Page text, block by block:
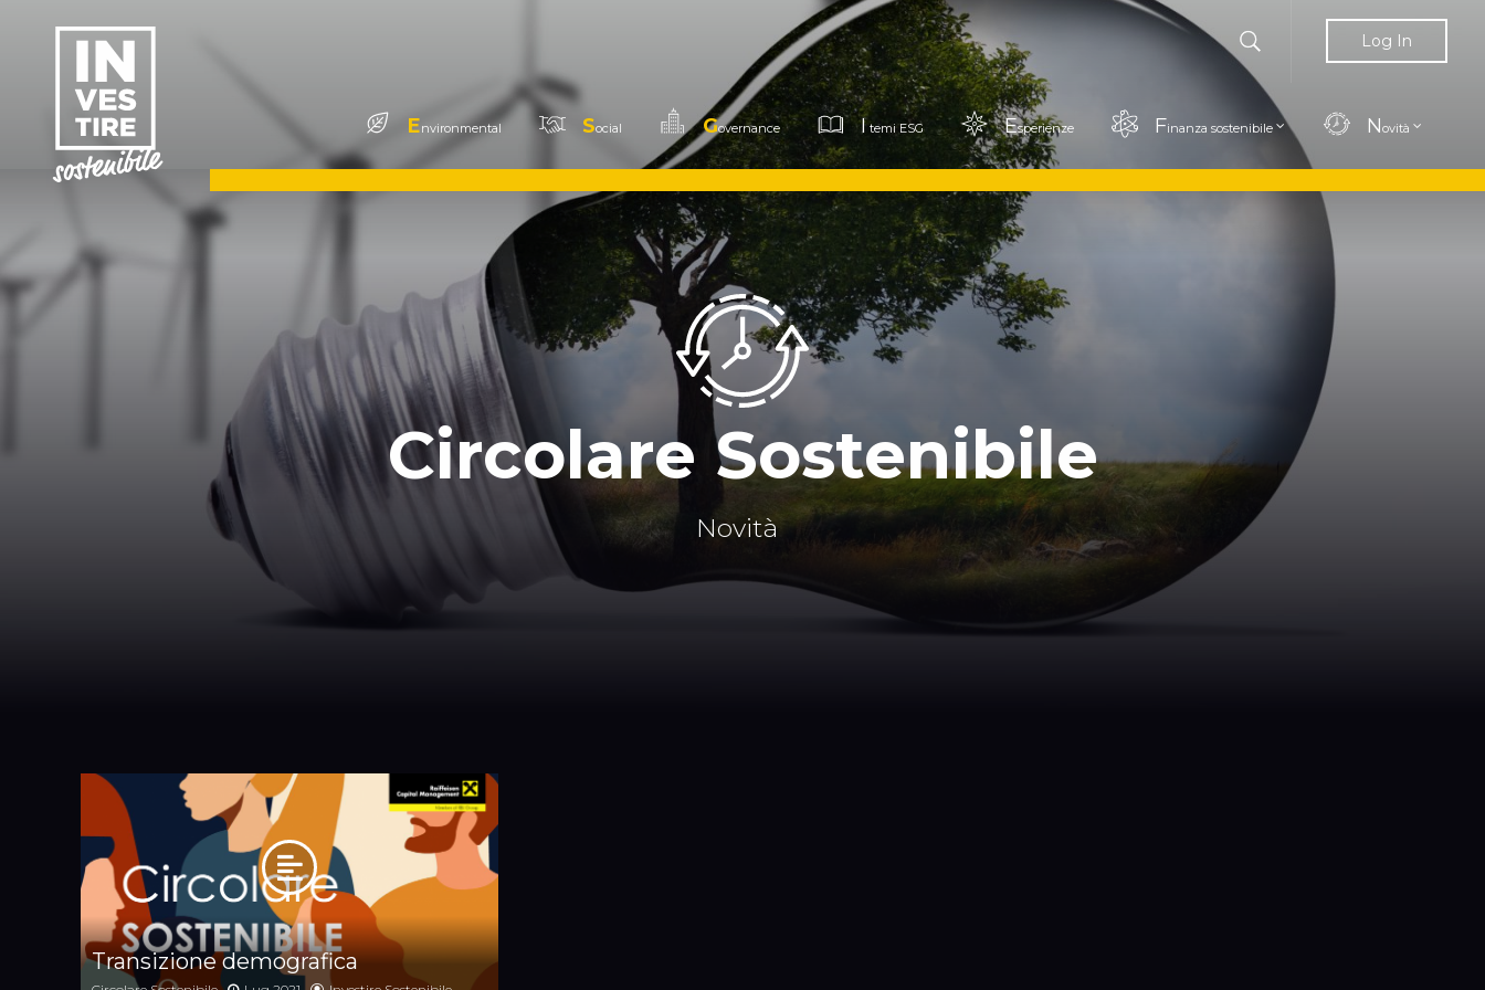
Log In
Environmental Social Governance I temi ESG Esperienze Finanza sostenibile Novità
Circolare Sostenibile
Novità
Transizione demografica